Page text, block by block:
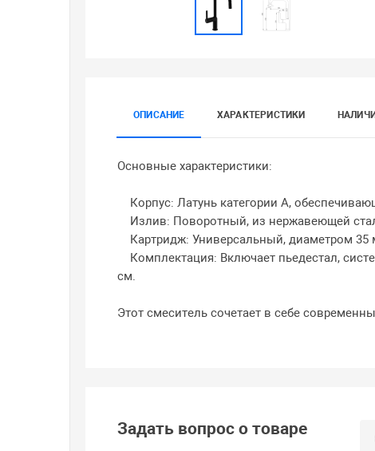
ОПИСАНИЕ ХАРАКТЕРИСТИКИ
Основные характеристики:
Корпус: Латунь категории A,
Излив: Поворотный, из нержавеющей
Картридж: Универсальный, диаметром 35
Комплектация: Включает пьедестал,
см.
Этот смеситель сочетает в себе
Задать вопрос о товаре